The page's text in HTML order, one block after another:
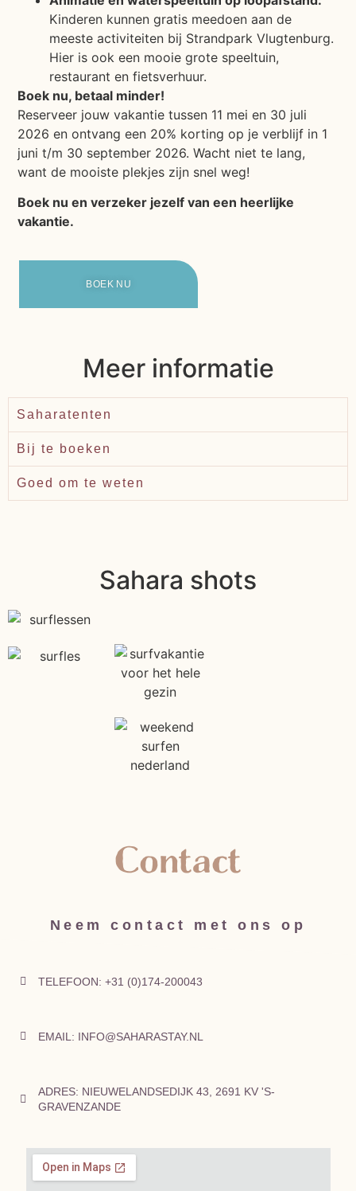
Kinderen kunnen gratis meedoen aan de
meeste activiteiten bij Strandpark Vlugtenburg.
Hier is ook een mooie grote speeltuin,
restaurant en fietsverhuur.
Boek nu, betaal minder!
Reserveer jouw vakantie tussen 11 mei en 30 juli
2026 en ontvang een 20% korting op je verblijf in 1
juni t/m 30 september 2026. Wacht niet te lang,
want de mooiste plekjes zijn snel weg!
Boek nu en verzeker jezelf van een heerlijke
vakantie.
BOEK NU
Meer informatie
Saharatenten
Bij te boeken
Goed om te weten
Sahara shots
Contact
Neem contact met ons op
TELEFOON: +31 (0)174-200043
EMAIL: INFO@SAHARASTAY.NL
ADRES: NIEUWELANDSEDIJK 43, 2691 KV 'S-
GRAVENZANDE